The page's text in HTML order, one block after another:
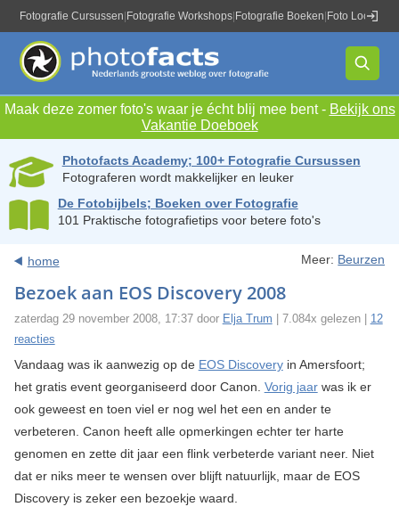
Fotografie Cursussen Fotografie Workshops Fotografie Boeken Foto Locaties
Maak deze zomer foto's waar je écht blij mee bent - Bekijk ons
Vakantie Doeboek
Photofacts Academy; 100+ Fotografie Cursussen
Fotograferen wordt makkelijker en leuker
De Fotobijbels; Boeken over Fotografie
101 Praktische fotografietips voor betere foto's
home Meer: Beurzen
Bezoek aan EOS Discovery 2008
zaterdag 29 november 2008, 17:37 door Elja Trum | 7.084x gelezen | 12
reacties
Vandaag was ik aanwezig op de EOS Discoveryin Amersfoort;
het gratis event georganiseerd door Canon. Vorig jaarwas ik er
ook geweest en toen viel er nog wel het een en ander te
verbeteren. Canon heeft alle opmerkingen echter ter harte
genomen en zette dit jaar een flink verbeterde variant neer. Niet
dat er niks meer te wensen over blijft natuurlijk, maar de EOS
Discovery is zeker een bezoekje waard.